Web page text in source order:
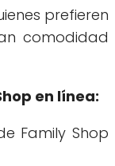
prefieren
comodidad
en línea:
Family Shop